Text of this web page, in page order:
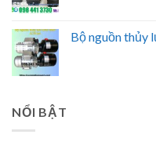
Bộ nguồn thủy
NỔI BẬT